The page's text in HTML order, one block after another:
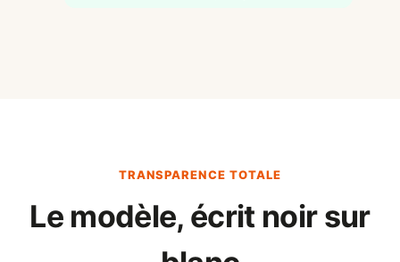
TRANSPARENCE TOTALE
Le modèle, écrit noir sur